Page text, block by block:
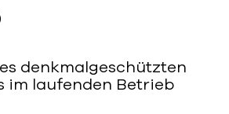
denkmalgeschützten
im laufenden Betrieb